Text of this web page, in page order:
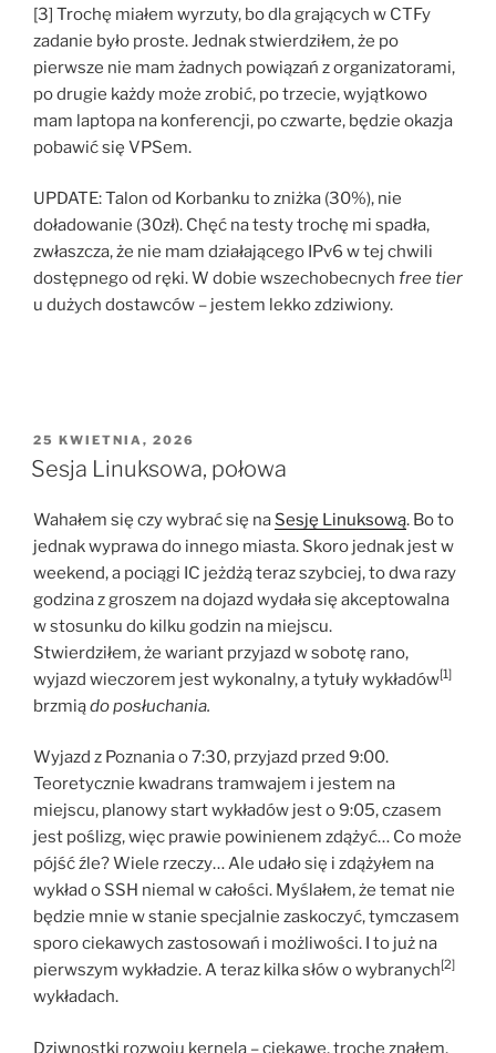
[3] Trochę miałem wyrzuty, bo dla grających w CTFy
zadanie było proste. Jednak stwierdziłem, że po
pierwsze nie mam żadnych powiązań z organizatorami,
po drugie każdy może zrobić, po trzecie, wyjątkowo
mam laptopa na konferencji, po czwarte, będzie okazja
pobawić się VPSem.
UPDATE: Talon od Korbanku to zniżka (30%), nie
doładowanie (30zł). Chęć na testy trochę mi spadła,
zwłaszcza, że nie mam działającego IPv6 w tej chwili
dostępnego od ręki. W dobie wszechobecnych free tier
u dużych dostawców – jestem lekko zdziwiony.
OPUBLIKOWANE
W
25 KWIETNIA, 2026
Sesja Linuksowa, połowa
Wahałem się czy wybrać się na Sesję Linuksową. Bo to
jednak wyprawa do innego miasta. Skoro jednak jest w
weekend, a pociągi IC jeżdżą teraz szybciej, to dwa razy
godzina z groszem na dojazd wydała się akceptowalna
w stosunku do kilku godzin na miejscu.
Stwierdziłem, że wariant przyjazd w sobotę rano,
wyjazd wieczorem jest wykonalny, a tytuły wykładów[1]
brzmiądo posłuchania.
Wyjazd z Poznania o 7:30, przyjazd przed 9:00.
Teoretycznie kwadrans tramwajem i jestem na
miejscu, planowy start wykładów jest o 9:05, czasem
jest poślizg, więc prawie powinienem zdążyć… Co może
pójść źle? Wiele rzeczy… Ale udało się i zdążyłem na
wykład o SSH niemal w całości. Myślałem, że temat nie
będzie mnie w stanie specjalnie zaskoczyć, tymczasem
sporo ciekawych zastosowań i możliwości. I to już na
pierwszym wykładzie. A teraz kilka słów o wybranych[2]
wykładach.
Dziwnostki rozwoju kernela – ciekawe, trochę znałem,